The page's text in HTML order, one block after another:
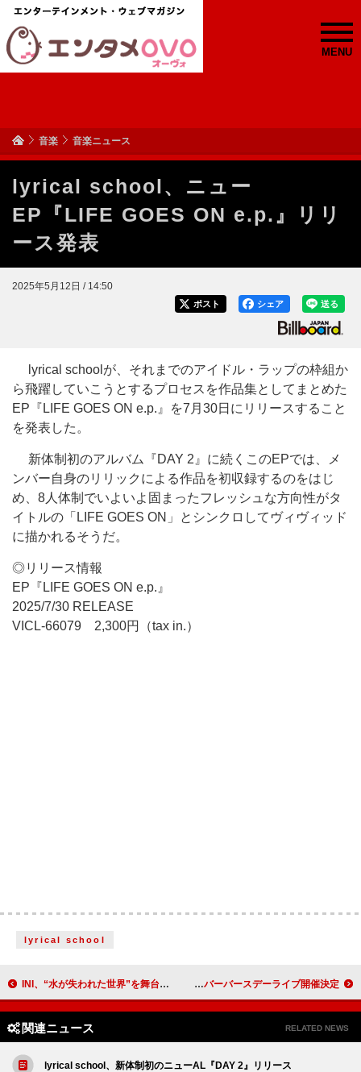
MENU
音楽 音楽ニュース
lyrical school、ニュー
EP『LIFE GOES ON e.p.』リリ
ース発表
2025年5月12日 / 14:50
送る
シェア
ポスト
lyrical schoolが、それまでのアイドル・ラップの枠組か
ら飛躍していこうとするプロセスを作品集としてまとめた
EP『LIFE GOES ON e.p.』を7月30日にリリースすること
を発表した。
新体制初のアルバム『DAY 2』に続くこのEPでは、メ
ンバー自身のリリックによる作品を初収録するのをはじ
め、8人体制でいよいよ固まったフレッシュな方向性がタ
イトルの「LIFE GOES ON」とシンクロしてヴィヴィッド
に描かれるそうだ。
◎リリース情報
EP『LIFE GOES ON e.p.』
2025/7/30 RELEASE
VICL-66079 2,300円（tax in.）
lyrical school
INI、“水が失われた世界”を舞台に未来を切り拓く「Potion」トラックビデオ公開 MUCC、メンバーバースデーライブ開催決定
関連ニュース RELATED NEWS
lyrical school、新体制初のニューAL『DAY 2』リリース